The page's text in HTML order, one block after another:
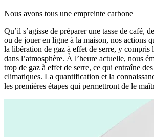
Nous avons tous une empreinte carbone
Qu’il s’agisse de préparer une tasse de café,
ou de jouer en ligne à la maison, nos actions
la libération de gaz à effet de serre, y compris
dans l’atmosphère. À l’heure actuelle, nous
trop de gaz à effet de serre, ce qui entraîne
climatiques. La quantification et la
les premières étapes qui permettront de le